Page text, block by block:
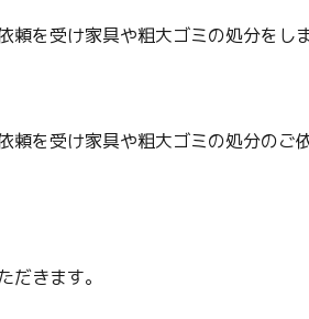
頼を受け家具や粗大ゴミの処分をしま
頼を受け家具や粗大ゴミの処分のご
だきます。